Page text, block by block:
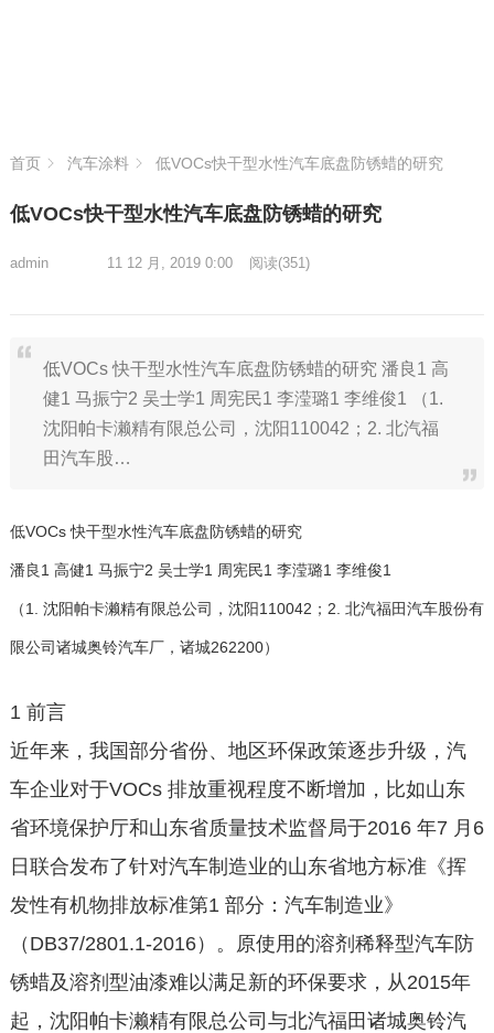
首页 汽车涂料 低VOCs快干型水性汽车底盘防锈蜡的研究
低VOCs快干型水性汽车底盘防锈蜡的研究
admin 11 12 月, 2019 0:00 阅读(351)
低VOCs 快干型水性汽车底盘防锈蜡的研究 潘良1 高
健1 马振宁2 吴士学1 周宪民1 李滢璐1 李维俊1 （1.
沈阳帕卡濑精有限总公司，沈阳110042；2. 北汽福
田汽车股…
低VOCs 快干型水性汽车底盘防锈蜡的研究
潘良1 高健1 马振宁2 吴士学1 周宪民1 李滢璐1 李维俊1
（1. 沈阳帕卡濑精有限总公司，沈阳110042；2. 北汽福田汽车股份有
限公司诸城奥铃汽车厂，诸城262200）
1 前言
近年来，我国部分省份、地区环保政策逐步升级，汽
车企业对于VOCs 排放重视程度不断增加，比如山东
省环境保护厅和山东省质量技术监督局于2016 年7 月6
日联合发布了针对汽车制造业的山东省地方标准《挥
发性有机物排放标准第1 部分：汽车制造业》
（DB37/2801.1-2016）。原使用的溶剂稀释型汽车防
锈蜡及溶剂型油漆难以满足新的环保要求，从2015年
起，沈阳帕卡濑精有限总公司与北汽福田诸城奥铃汽